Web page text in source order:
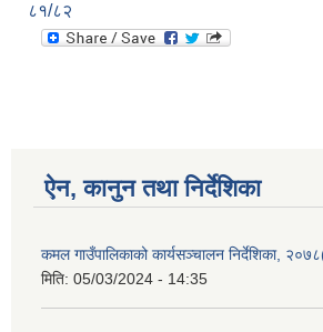
८१/८२
ऐन, कानुन तथा निर्देशिका
कमल गाउँपालिकाको कार्यसञ्चालन निर्देशिका,
मिति: 05/03/2024 - 14:35